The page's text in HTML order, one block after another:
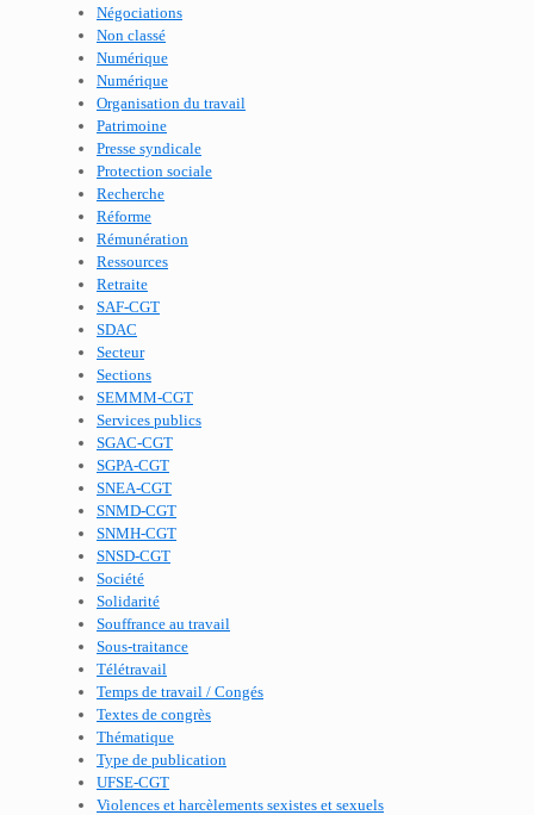
Négociations
Non classé
Numérique
Numérique
Organisation du travail
Patrimoine
Presse syndicale
Protection sociale
Recherche
Réforme
Rémunération
Ressources
Retraite
SAF-CGT
SDAC
Secteur
Sections
SEMMM-CGT
Services publics
SGAC-CGT
SGPA-CGT
SNEA-CGT
SNMD-CGT
SNMH-CGT
SNSD-CGT
Société
Solidarité
Souffrance au travail
Sous-traitance
Télétravail
Temps de travail / Congés
Textes de congrès
Thématique
Type de publication
UFSE-CGT
Violences et harcèlements sexistes et sexuels